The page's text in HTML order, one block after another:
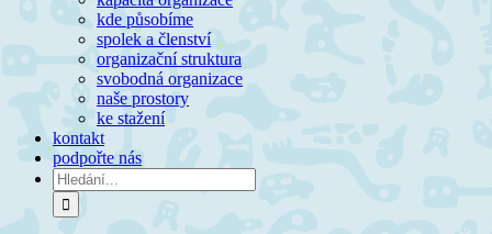
kde působíme
spolek a členství
organizační struktura
svobodná organizace
naše prostory
ke stažení
kontakt
podpořte nás
Hledat: